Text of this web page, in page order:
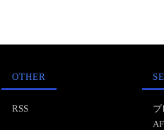
OTHER
RSS